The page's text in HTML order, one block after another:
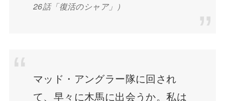
26話「復活のシャア」）
マッド・アングラー隊に回され
て、早々に木馬に出会うか。私は